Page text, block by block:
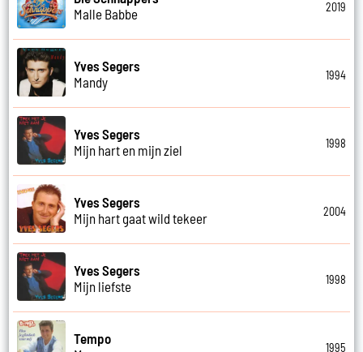
Malle Babbe
2019
Yves Segers
Mandy
1994
Yves Segers
Mijn hart en mijn ziel
1998
Yves Segers
Mijn hart gaat wild tekeer
2004
Yves Segers
Mijn liefste
1998
Tempo
1995